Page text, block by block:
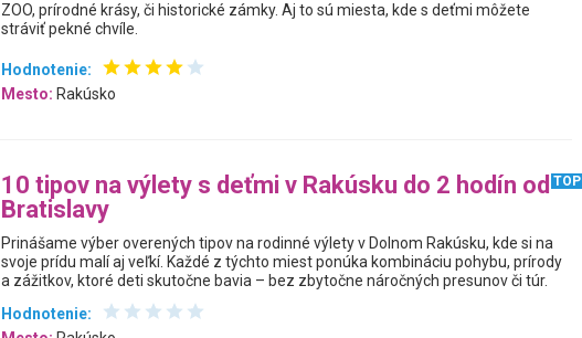
ZOO, prírodné krásy, či historické zámky. Aj to sú miesta, kde s deťmi môžete
stráviť pekné chvíle.
Hodnotenie:
Mesto: Rakúsko
10 tipov na výlety s deťmi v Rakúsku do 2 hodín od
Bratislavy
TOP
Prinášame výber overených tipov na rodinné výlety v Dolnom Rakúsku, kde si na
svoje prídu malí aj veľkí. Každé z týchto miest ponúka kombináciu pohybu, prírody
a zážitkov, ktoré deti skutočne bavia – bez zbytočne náročných presunov či túr.
Hodnotenie: